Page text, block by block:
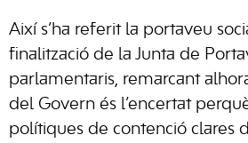
Així s’ha referit la portaveu
finalització de la Junta de
parlamentaris, remarcant
del Govern és l’encertat
polítiques de contenció clares